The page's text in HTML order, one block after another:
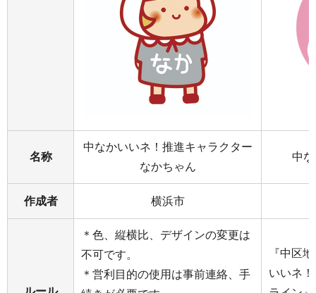
名称
中なかいいネ！推進キャラクター
なかちゃん
中
作成者 横浜市
＊色、縦横比、デザインの変更は
不可です。
＊営利目的の使用は事前連絡、手
『中区
いいネ